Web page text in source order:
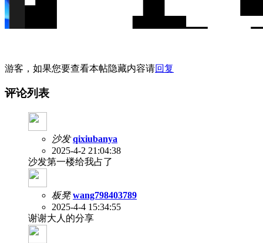
游客，如果您要查看本帖隐藏内容请回复
评论列表
沙发 qixiubanya
2025-4-2 21:04:38
沙发第一楼给我占了
板凳 wang798403789
2025-4-4 15:34:55
谢谢大人的分享